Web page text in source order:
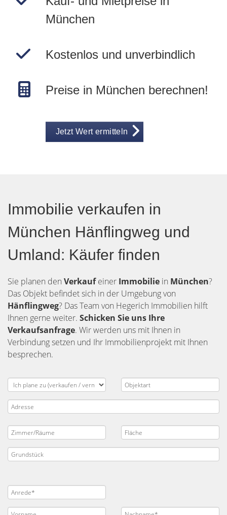
München
Kostenlos und unverbindlich
Preise in München berechnen!
Jetzt Wert ermitteln
Immobilie verkaufen in
München Hänflingweg und
Umland: Käufer finden
Sie planen den Verkaufeiner Immobilie in München?
Das Objekt befindet sich in der Umgebung von
Hänflingweg? Das Team von Hegerich Immobilien hilft
Ihnen gerne weiter. Schicken Sie uns Ihre
Verkaufsanfrage. Wir werden uns mit Ihnen in
Verbindung setzen und Ihr Immobilienprojekt mit Ihnen
besprechen.